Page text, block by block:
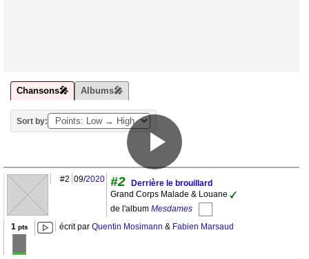
Chansons🎤 Albums🎤
Sort by:
#2 09/2020 #2
Derrière le brouillard
Grand Corps Malade & Louane
de l'album Mesdames
1 pts écrit par Quentin Mosimann & Fabien Marsaud